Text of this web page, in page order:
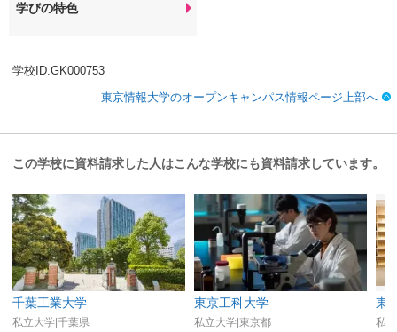
学びの特色
学校ID.GK000753
東京情報大学のオープンキャンパス情報ページ上部へ
この学校に資料請求した人はこんな学校にも資料請求しています。
千葉工業大学
私立大学|千葉県
東京工科大学
私立大学|東京都
東
私